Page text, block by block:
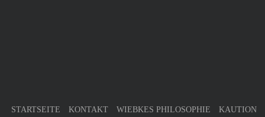
STARTSEITE KONTAKT WIEBKES PHILOSOPHIE KAUTION